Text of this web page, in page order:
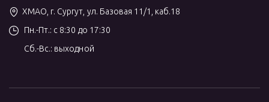
ХМАО, г. Сургут, ул. Базовая 11/1, каб.18
Пн.-Пт.: с 8:30 до 17:30
Сб.-Вс.: выходной